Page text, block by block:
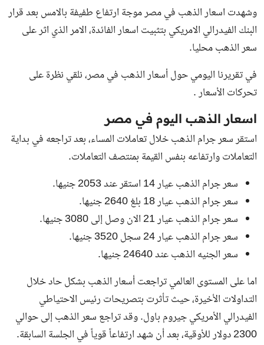
وشهدت اسعار الذهب في مصر موجة ارتفاع طفيفة بالامس بعد قرار
البنك الفيدرالي الامريكي بتثبيت اسعار الفائدة، الامر الذي اثر على
سعر الذهب محليا.
في تقريرنا اليومي حولأسعار الذهب في مصر، نلقي نظرة على
تحركات الأسعار .
اسعار الذهب اليوم في مصر
استقر سعر جرام الذهب خلال تعاملات المساء، بعد تراجعه في بداية
التعاملات وارتفاعه بنفس القيمة بمنتصف التعاملات.
سعر جرام الذهب عيار 14 استقر عند 2053 جنيها.
سعر جرام الذهب عيار 18 بلغ 2640 جنيها.
سعر جرام الذهب عيار 21 الان وصل إلى 3080 جنيها.
سعر جرام الذهب عيار 24 سجل 3520 جنيها.
سعر الجنيه الذهب عند 24640 جنيها.
اما على المستوى العالمي تراجعت أسعار الذهب بشكل حاد خلال
التداولات الأخيرة، حيث تأثرت بتصريحات رئيس الاحتياطي
الفيدرالي الأمريكي جيروم باول. وقد تراجع سعر الذهب إلى حوالي
2300 دولار للأوقية، بعد أن شهد ارتفاعاً قوياً في الجلسة السابقة.